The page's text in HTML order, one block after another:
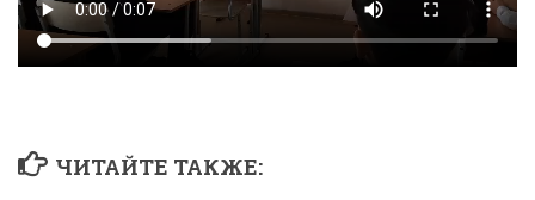
ЧИТАЙТЕ ТАКЖЕ: